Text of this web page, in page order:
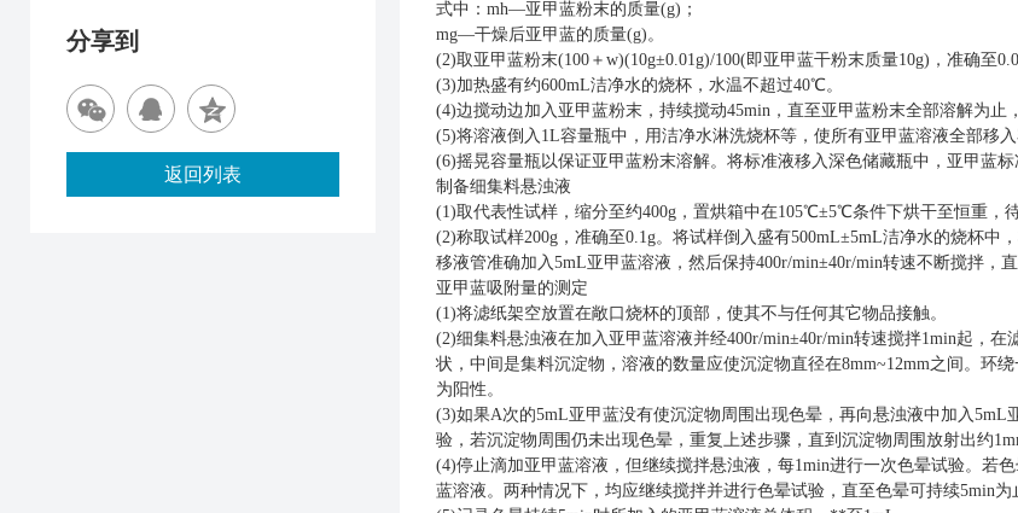
式中： mh—亚甲蓝粉末的质量(g)；
mg—干燥后亚甲蓝的质量(g)。
(2)取亚甲蓝粉末(100＋w)(10g±0.01g)/100(即亚甲蓝干粉末质量10g)， 准确至
(3)加热盛有约600mL洁净水的烧杯，水温不超过40℃。
(4)边搅动边加入亚甲蓝粉末，持续搅动45min，直至亚甲蓝粉末全部溶解为止
(5)将溶液倒入1L容量瓶中，用洁净水淋洗烧杯等，使所有亚甲蓝溶液全部移
(6)摇晃容量瓶以保证亚甲蓝粉末溶解。将标准液移入深色储藏瓶中，亚甲蓝
制备细集料悬浊液
(1)取代表性试样，缩分至约400g，置烘箱中在105℃±5℃条件下烘干至恒重，
(2)称取试样200g， 准确至0.1g。将试样倒入盛有500mL±5mL洁净水的烧杯中
移液管准确加入5mL亚甲蓝溶液，然后保持400r/min±40r/min转速不断搅拌，直
亚甲蓝吸附量的测定
(1)将滤纸架空放置在敞口烧杯的顶部，使其不与任何其它物品接触。
(2)细集料悬浊液在加入亚甲蓝溶液并经400r/min±40r/min转速搅拌1min起，在
状，中间是集料沉淀物，溶液的数量应使沉淀物直径在8mm~12mm之间。环
为阳性。
(3)如果A次的5mL亚甲蓝没有使沉淀物周围出现色晕，再向悬浊液中加入
验，若沉淀物周围仍未出现色晕，重复上述步骤，直到沉淀物周围放射出约
(4)停止滴加亚甲蓝溶液，但继续搅拌悬浊液，每1min进行一次色晕试验。若
蓝溶液。两种情况下，均应继续搅拌并进行色晕试验，直至色晕可持续5min为
分享到
返回列表